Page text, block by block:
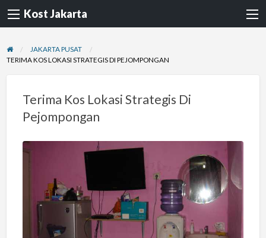
Kost Jakarta
JAKARTA PUSAT
TERIMA KOS LOKASI STRATEGIS DI PEJOMPONGAN
Terima Kos Lokasi Strategis Di
Pejompongan